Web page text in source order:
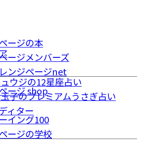
ウジの12星座占い
子のプレミアムうさぎ占い
ィター
ージの本
ージメンバーズ
ンジページnet
ージ shop
イング100
ージの学校